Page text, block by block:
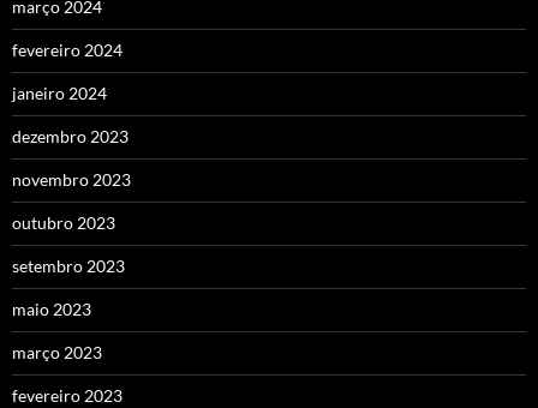
março 2024
fevereiro 2024
janeiro 2024
dezembro 2023
novembro 2023
outubro 2023
setembro 2023
maio 2023
março 2023
fevereiro 2023